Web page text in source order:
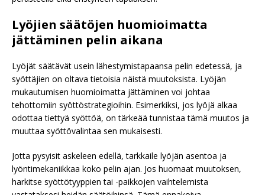
Lyöjien säätöjen huomioimatta
jättäminen pelin aikana
Lyöjät säätävät usein lähestymistapaansa pelin edetessä, ja
syöttäjien on oltava tietoisia näistä muutoksista. Lyöjän
mukautumisen huomioimatta jättäminen voi johtaa
tehottomiin syöttöstrategioihin. Esimerkiksi, jos lyöjä alkaa
odottaa tiettyä syöttöä, on tärkeää tunnistaa tämä muutos ja
muuttaa syöttövalintaa sen mukaisesti.
Jotta pysyisit askeleen edellä, tarkkaile lyöjän asentoa ja
lyöntimekaniikkaa koko pelin ajan. Jos huomaat muutoksen,
harkitse syöttötyyppien tai -paikkojen vaihtelemista